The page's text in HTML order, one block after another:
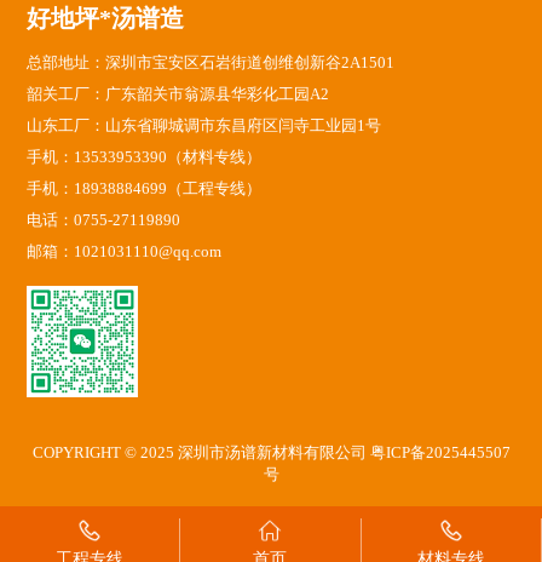
好地坪*汤谱造
总部地址：深圳市宝安区石岩街道创维创新谷2A1501
韶关工厂：广东韶关市翁源县华彩化工园A2
山东工厂：山东省聊城调市东昌府区闫寺工业园1号
手机：13533953390（材料专线）
手机：18938884699（工程专线）
电话：0755-27119890
邮箱：1021031110@qq.com
COPYRIGHT © 2025 深圳市汤谱新材料有限公司 粤ICP备2025445507
号